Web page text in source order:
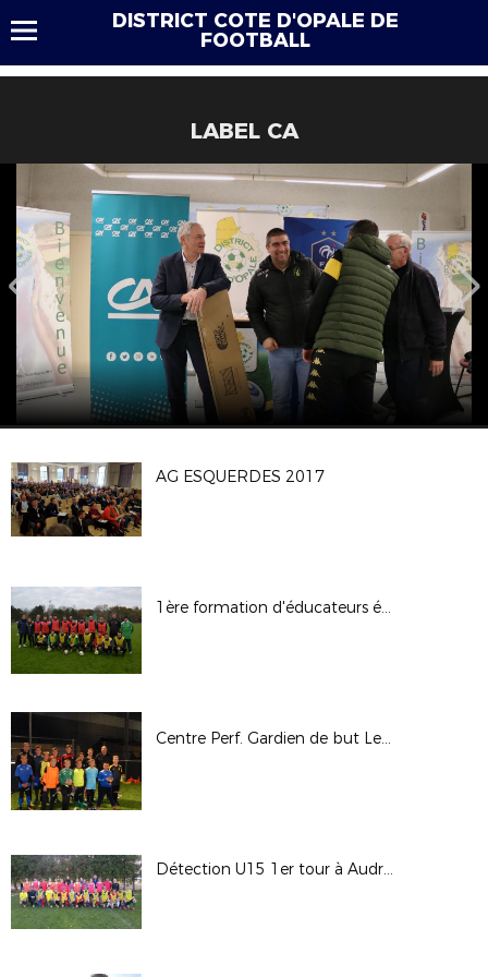
DISTRICT COTE D'OPALE DE
FOOTBALL
LABEL CA
AG ESQUERDES 2017
1ère formation d'éducateurs éducatrices de la saison
Centre Perf. Gardien de but Le Portel
Détection U15 1er tour à Audruicq